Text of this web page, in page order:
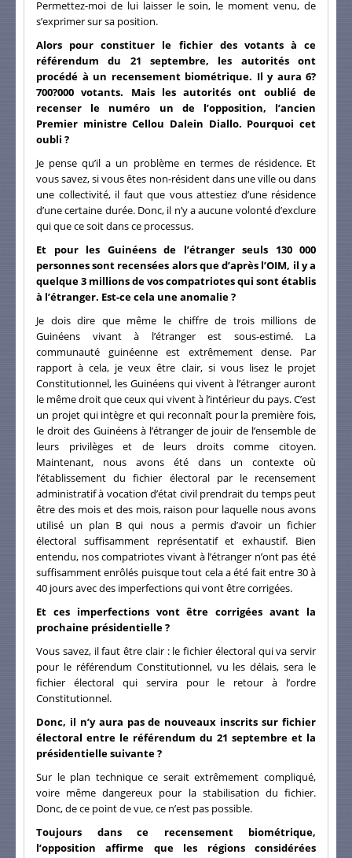
Permettez-moi de lui laisser le soin, le moment venu, de
s’exprimer sur sa position.
Alors pour constituer le fichier des votants à ce
référendum du 21 septembre, les autorités ont
procédé à un recensement biométrique. Il y aura 6?
700?000 votants. Mais les autorités ont oublié de
recenser le numéro un de l’opposition, l’ancien
Premier ministre Cellou Dalein Diallo. Pourquoi cet
oubli ?
Je pense qu’il a un problème en termes de résidence. Et
vous savez, si vous êtes non-résident dans une ville ou dans
une collectivité, il faut que vous attestiez d’une résidence
d’une certaine durée. Donc, il n’y a aucune volonté d’exclure
qui que ce soit dans ce processus.
Et pour les Guinéens de l’étranger seuls 130 000
personnes sont recensées alors que d’après l’OIM, il y a
quelque 3 millions de vos compatriotes qui sont établis
à l’étranger. Est-ce cela une anomalie ?
Je dois dire que même le chiffre de trois millions de
Guinéens vivant à l’étranger est sous-estimé. La
communauté guinéenne est extrêmement dense. Par
rapport à cela, je veux être clair, si vous lisez le projet
Constitutionnel, les Guinéens qui vivent à l’étranger auront
le même droit que ceux qui vivent à l’intérieur du pays. C’est
un projet qui intègre et qui reconnaît pour la première fois,
le droit des Guinéens à l’étranger de jouir de l’ensemble de
leurs privilèges et de leurs droits comme citoyen.
Maintenant, nous avons été dans un contexte où
l’établissement du fichier électoral par le recensement
administratif à vocation d’état civil prendrait du temps peut
être des mois et des mois, raison pour laquelle nous avons
utilisé un plan B qui nous a permis d’avoir un fichier
électoral suffisamment représentatif et exhaustif. Bien
entendu, nos compatriotes vivant à l’étranger n’ont pas été
suffisamment enrôlés puisque tout cela a été fait entre 30 à
40 jours avec des imperfections qui vont être corrigées.
Et ces imperfections vont être corrigées avant la
prochaine présidentielle ?
Vous savez, il faut être clair : le fichier électoral qui va servir
pour le référendum Constitutionnel, vu les délais, sera le
fichier électoral qui servira pour le retour à l’ordre
Constitutionnel.
Donc, il n’y aura pas de nouveaux inscrits sur fichier
électoral entre le référendum du 21 septembre et la
présidentielle suivante ?
Sur le plan technique ce serait extrêmement compliqué,
voire même dangereux pour la stabilisation du fichier.
Donc, de ce point de vue, ce n’est pas possible.
Toujours dans ce recensement biométrique,
l’opposition affirme que les régions considérées